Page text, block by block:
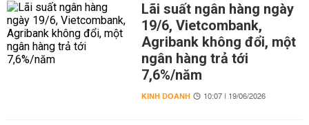
Lãi suất ngân hàng ngày
19/6, Vietcombank,
Agribank không đổi, một
ngân hàng trả tới
7,6%/năm
KINH DOANH 10:07 | 19/06/2026